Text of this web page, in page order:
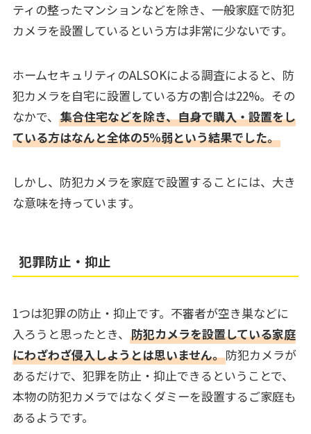
ティの整ったマンションなどを除き、一般家庭で防犯
カメラを設置しているという方は非常に少ないです。
ホームセキュリティのALSOKによる調査によると、防
犯カメラを自宅に設置している方の割合は22%。その
なかで、 集合住宅などを除き、自身で購入・設置をし
ている方はなんと全体の5%弱という結果でした。
しかし、防犯カメラを家庭で設置することには、大き
な意味を持っています。
犯罪防止・抑止
1つは犯罪の防止・抑止です。不審者が空き巣などに
入ろうと思ったとき、 防犯カメラを設置している家庭
にわざわざ侵入しようとは思いません。防犯カメラが
あるだけで、犯罪を防止・抑止できるということで、
本物の防犯カメラではなくダミーを設置するご家庭も
あるようです。